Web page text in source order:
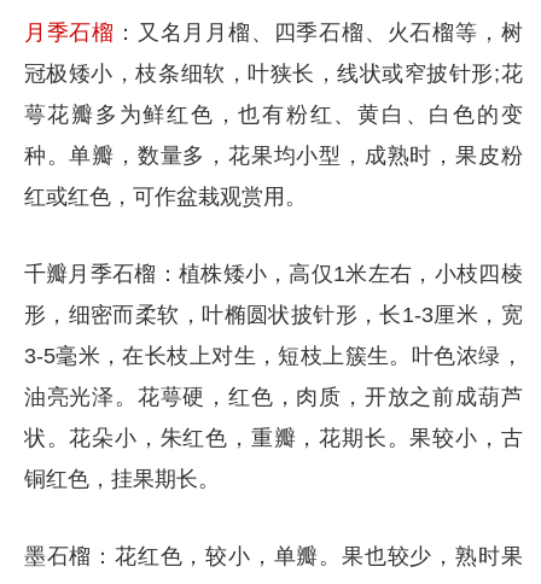
月季石榴 ：又名月月榴、四季石榴、火石榴等，树
冠极矮小，枝条细软，叶狭长，线状或窄披针形;花
萼花瓣多为鲜红色，也有粉红、黄白、白色的变
种。单瓣，数量多，花果均小型，成熟时，果皮粉
红或红色，可作盆栽观赏用。
千瓣月季石榴：植株矮小，高仅1米左右，小枝四棱
形，细密而柔软，叶椭圆状披针形，长1-3厘米，宽
3-5毫米，在长枝上对生，短枝上簇生。叶色浓绿，
油亮光泽。花萼硬，红色，肉质，开放之前成葫芦
状。花朵小，朱红色，重瓣，花期长。果较小，古
铜红色，挂果期长。
墨石榴：花红色，较小，单瓣。果也较少，熟时果